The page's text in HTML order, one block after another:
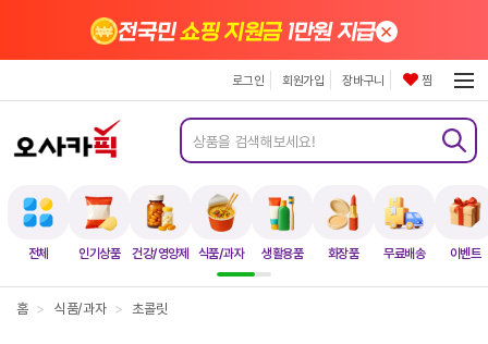
전체 인기상품 건강/영양제 식품/과자 생활용품 화장품 무료배송 이벤트
전국민쇼핑 지원금1만원 지급×
로그인 회원가입 장바구니 찜
홈 > 식품/과자 > 초콜릿